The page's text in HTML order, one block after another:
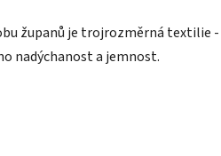
županů je trojrozměrná textilie -
nadýchanost a jemnost.